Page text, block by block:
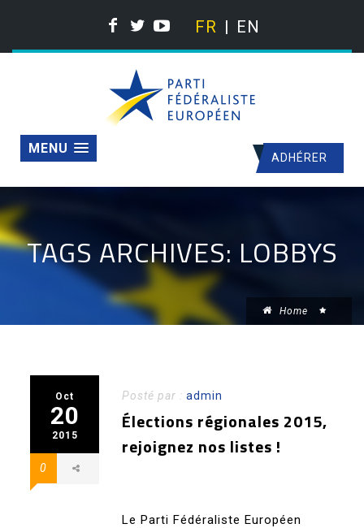
FR EN
ADHÉRER
MENU
TAGS ARCHIVES: LOBBYS
Home
Oct
20
2015
0
Posté par :admin
Élections régionales 2015,
rejoignez nos listes !
Le Parti Fédéraliste Européen